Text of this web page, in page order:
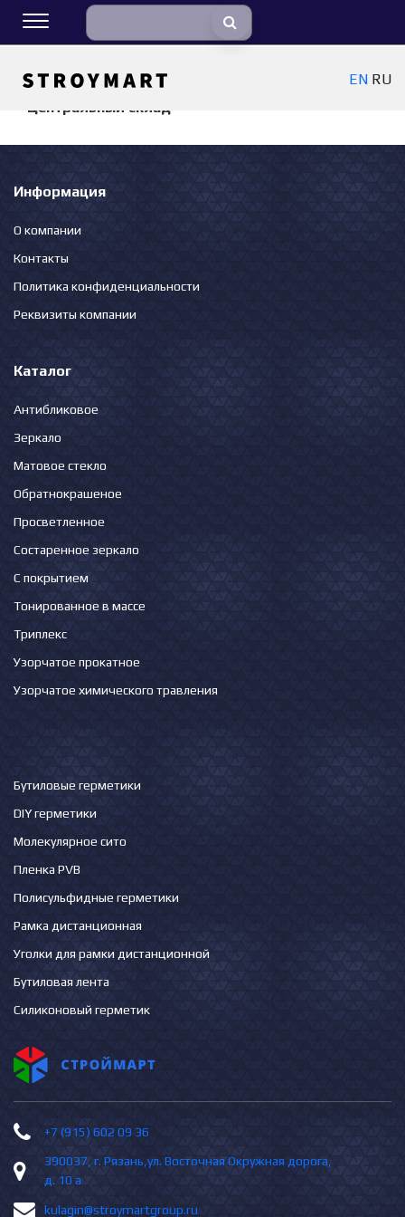
EN RU
К списку складов
Центральный склад
Информация
О компании
Контакты
Политика конфиденциальности
Реквизиты компании
Каталог
Антибликовое
Зеркало
Матовое стекло
Обратнокрашеное
Просветленное
Состаренное зеркало
С покрытием
Тонированное в массе
Триплекс
Узорчатое прокатное
Узорчатое химического травления
Бутиловые герметики
DIY герметики
Молекулярное сито
Пленка PVB
Полисульфидные герметики
Рамка дистанционная
Уголки для рамки дистанционной
Бутиловая лента
Силиконовый герметик
+7 (915) 602 09 36
390037, г. Рязань,ул. Восточная Окружная дорога,
д. 10 а
kulagin@stroymartgroup.ru